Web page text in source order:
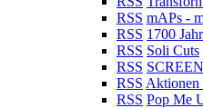
RSS mAPs -
RSS 1700
RSS Soli Cuts
RSS
RSS Aktionen
RSS Pop Me